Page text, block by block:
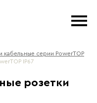
кабельные серии PowerTOP
IP67
розетки